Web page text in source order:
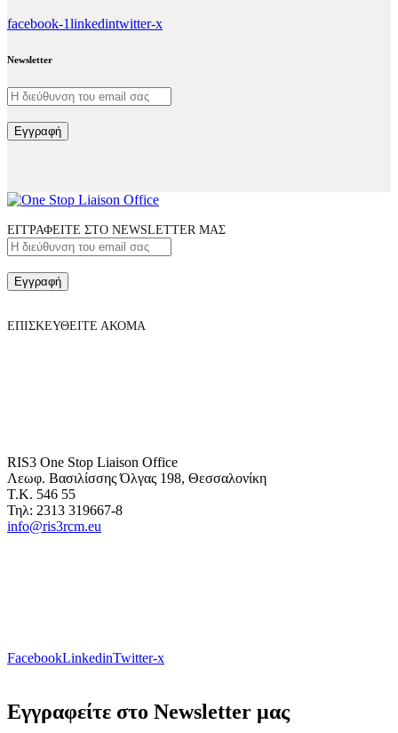
facebook-1linkedintwitter-x
Newsletter
Εγγραφή
ΕΓΓΡΑΦΕΙΤΕ ΣΤΟ NEWSLETTER ΜΑΣ
Εγγραφή
ΕΠΙΣΚΕΥΘΕΙΤΕ ΑΚΟΜΑ
RIS3 One Stop Liaison Office
Λεωφ. Βασιλίσσης Όλγας 198, Θεσσαλονίκη
Τ.Κ. 546 55
Τηλ: 2313 319667-8
info@ris3rcm.eu
FacebookLinkedinTwitter-x
Εγγραφείτε στο Newsletter μας